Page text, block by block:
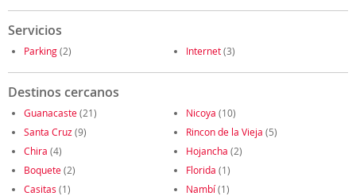
Servicios
Parking(2) Internet(3)
Destinos cercanos
Guanacaste(21) Nicoya (10)
Santa Cruz (9) Rincon de la Vieja (5)
Chira (4) Hojancha (2)
Boquete(2) Florida (1)
Casitas (1) Nambí(1)